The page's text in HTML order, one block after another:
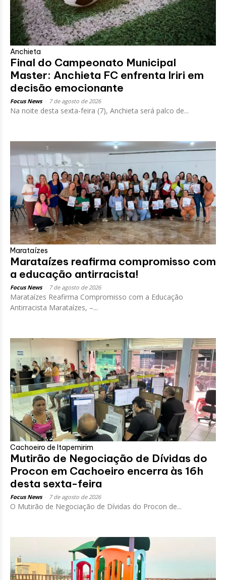
Anchieta
Final do Campeonato Municipal
Master: Anchieta FC enfrenta Iriri em
decisão emocionante
Focus News 7 de agosto de 2026
Na noite desta sexta-feira (7), Anchieta será palco de...
Marataízes
Marataízes reafirma compromisso com
a educação antirracista!
Focus News 7 de agosto de 2026
Marataízes Reafirma Compromisso com a Educação
Antirracista Marataízes, –...
Cachoeiro de Itapemirim
Mutirão de Negociação de Dívidas do
Procon em Cachoeiro encerra às 16h
desta sexta-feira
Focus News 7 de agosto de 2026
O Mutirão de Negociação de Dívidas do Procon de...